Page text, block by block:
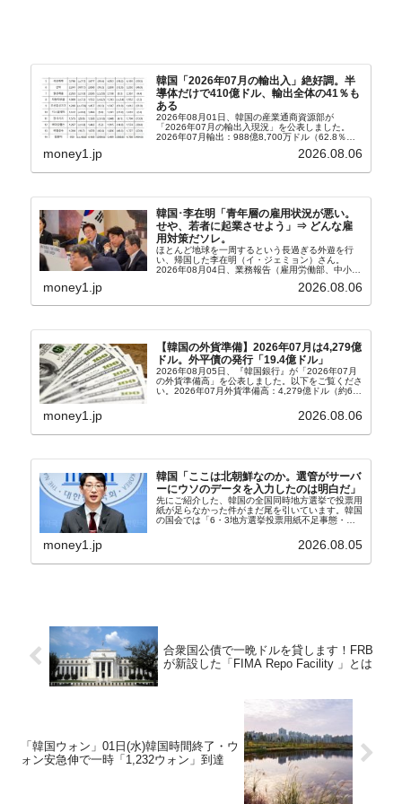
韓国「2026年07月の輸出入」絶好調。半
導体だけで410億ドル、輸出全体の41％も
ある
2026年08月01日、韓国の産業通商資源部が
「2026年07月の輸出入現況」を公表しました。
2026年07月輸出：988億8,700万ドル（62.8％）
money1.jp 2026.08.06
韓国･李在明「青年層の雇用状況が悪い。
せや、若者に起業させよう」⇒ どんな雇
用対策だソレ。
ほとんど地球を一周するという長過ぎる外遊を行
い、帰国した李在明（イ・ジェミョン）さん。
2026年08月04日、業務報告（雇用労働部、中小ベ
上、韓国大統領に成りおおせた李在明（イ・ジェミ
money1.jp 2026.08.06
【韓国の外貨準備】2026年07月は4,279億
ドル。外平債の発行「19.4億ドル」
2026年08月05日、『韓国銀行』が「2026年07月
の外貨準備高」を公表しました。以下をご覧くださ
い。2026年07月外貨準備高：4,279億ドル（約67
money1.jp 2026.08.06
韓国「ここは北朝鮮なのか。選管がサーバ
ーにウソのデータを入力したのは明白だ」
先にご紹介した、韓国の全国同時地方選挙で投票用
紙が足らなかった件がまだ尾を引いています。韓国
の国会では「6・3地方選挙投票用紙不足事態・国
す。『国民の力』の朱晋佑（チュ・ジヌ）議員はそ
money1.jp 2026.08.05
合衆国公債で一晩ドルを貸します！FRB
が新設した「FIMA Repo Facility 」とは
「韓国ウォン」01日(水)韓国時間終了・ウ
ォン安急伸で一時「1,232ウォン」到達